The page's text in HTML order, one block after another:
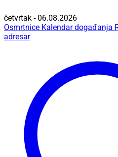
četvrtak - 06.08.2026
Osmrtnice Kalendar događanja
adresar